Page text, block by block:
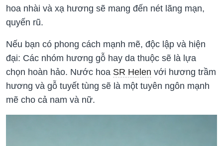
hoa nhài và xạ hương sẽ mang đến nét lãng mạn,
quyến rũ.
Nếu bạn có phong cách mạnh mẽ, độc lập và hiện
đại: Các nhóm hương gỗ hay da thuộc sẽ là lựa
chọn hoàn hảo. Nước hoa SR Helen với hương trầm
hương và gỗ tuyết tùng sẽ là một tuyên ngôn mạnh
mẽ cho cả nam và nữ.